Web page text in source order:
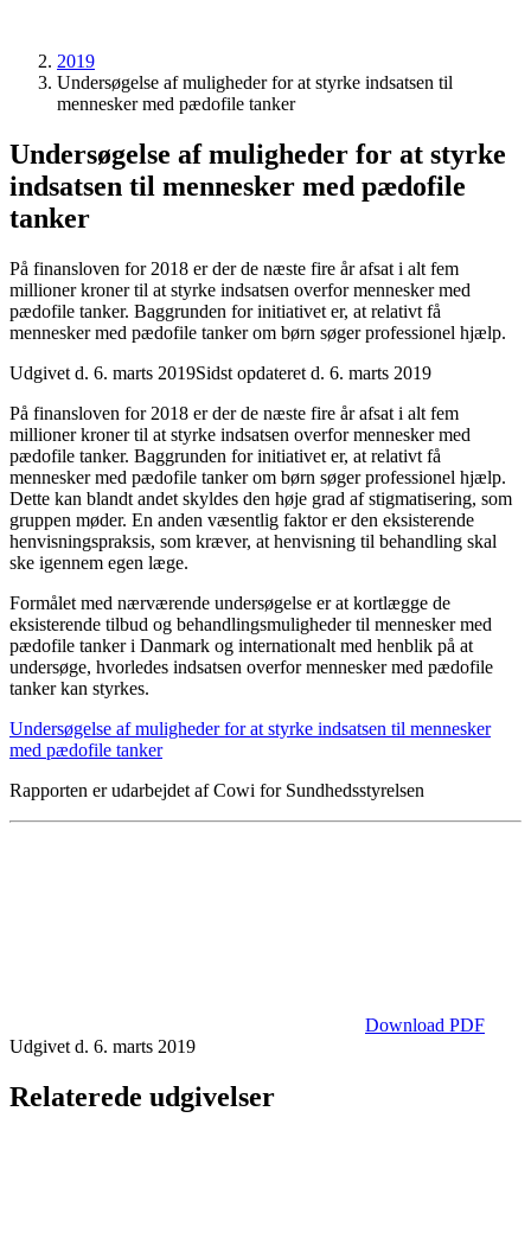
2019
Undersøgelse af muligheder for at styrke indsatsen til
mennesker med pædofile tanker
Undersøgelse af muligheder for at styrke
indsatsen til mennesker med pædofile
tanker
På finansloven for 2018 er der de næste fire år afsat i alt fem
millioner kroner til at styrke indsatsen overfor mennesker med
pædofile tanker. Baggrunden for initiativet er, at relativt få
mennesker med pædofile tanker om børn søger professionel hjælp.
Udgivet d. 6. marts 2019Sidst opdateret d. 6. marts 2019
På finansloven for 2018 er der de næste fire år afsat i alt fem
millioner kroner til at styrke indsatsen overfor mennesker med
pædofile tanker. Baggrunden for initiativet er, at relativt få
mennesker med pædofile tanker om børn søger professionel hjælp.
Dette kan blandt andet skyldes den høje grad af stigmatisering, som
gruppen møder. En anden væsentlig faktor er den eksisterende
henvisningspraksis, som kræver, at henvisning til behandling skal
ske igennem egen læge.
Formålet med nærværende undersøgelse er at kortlægge de
eksisterende tilbud og behandlingsmuligheder til mennesker med
pædofile tanker i Danmark og internationalt med henblik på at
undersøge, hvorledes indsatsen overfor mennesker med pædofile
tanker kan styrkes.
Undersøgelse af muligheder for at styrke indsatsen til mennesker
med pædofile tanker
Rapporten er udarbejdet af Cowi for Sundhedsstyrelsen
Download PDF
Udgivet d. 6. marts 2019
Relaterede udgivelser